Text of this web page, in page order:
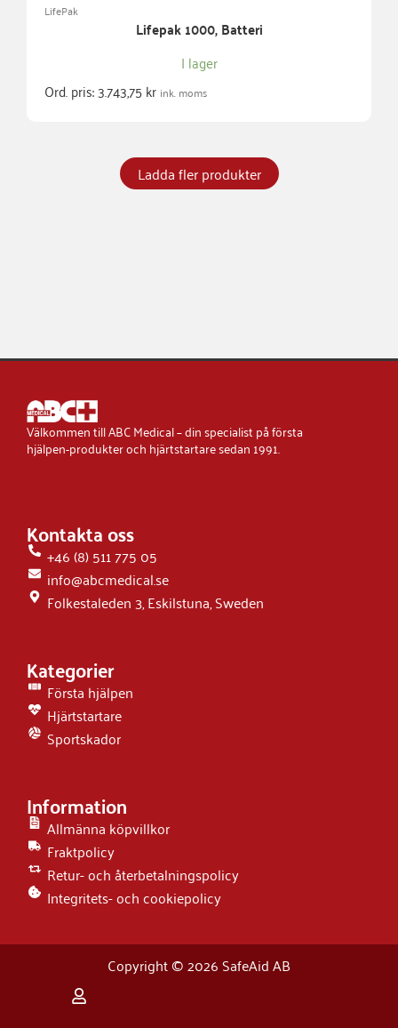
LifePak
Lifepak 1000, Batteri
I lager
Ord. pris:3.743,75kr ink. moms
Ladda fler produkter
Välkommen till ABC Medical – din specialist på första
hjälpen-produkter och hjärtstartare sedan 1991.
Kontakta oss
+46 (8) 511 775 05
info@abcmedical.se
Folkestaleden 3, Eskilstuna, Sweden
Kategorier
Första hjälpen
Hjärtstartare
Sportskador
Information
Allmänna köpvillkor
Fraktpolicy
Retur- och återbetalningspolicy
Integritets- och cookiepolicy
Copyright © 2026 SafeAid AB